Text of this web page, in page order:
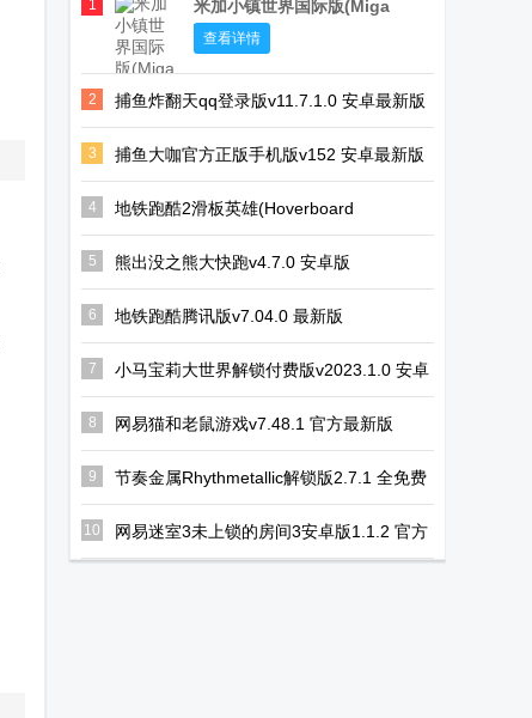
合金弹头X最
新版内置金手
指
BARDA背袋登
高Steam移植
版
敌版
厕所突袭游戏
手机版(厕所袭
击)
作弊菜单版
冒险者生活手
机版最新游戏
1
米加小镇世界国际版(Miga
World)
查看详情
2 捕鱼炸翻天qq登录版v11.7.1.0 安卓最新版
3 捕鱼大咖官方正版手机版v152 安卓最新版
4
地铁跑酷2滑板英雄(Hoverboard
Heroes)v1.12.0 国际版
5 熊出没之熊大快跑v4.7.0 安卓版
6 地铁跑酷腾讯版v7.04.0 最新版
7
小马宝莉大世界解锁付费版v2023.1.0 安卓
最新版
8 网易猫和老鼠游戏v7.48.1 官方最新版
9
节奏金属Rhythmetallic解锁版2.7.1 全免费
版
10
网易迷室3未上锁的房间3安卓版1.1.2 官方
手机版